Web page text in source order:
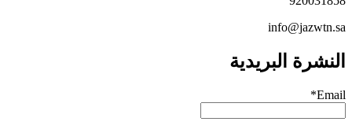
البريدية